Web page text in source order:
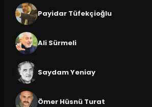
Payidar Tüfekçioğlu
Ali Sürmeli
Saydam Yeniay
Ömer Hüsnü Turat